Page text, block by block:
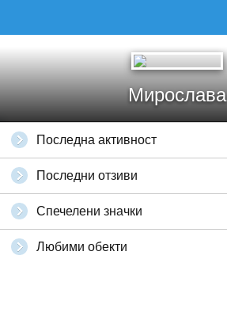
Мирослава
Последна активност
Последни отзиви
Спечелени значки
Любими обекти